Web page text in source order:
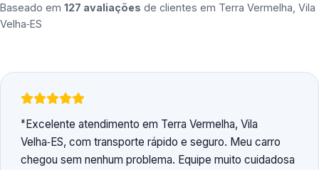
Baseado em 127 avaliações de clientes em Terra Vermelha, Vila
Velha‑ES
Excelente atendimento em Terra Vermelha, Vila
Velha‑ES, com transporte rápido e seguro. Meu carro
chegou sem nenhum problema. Equipe muito cuidadosa